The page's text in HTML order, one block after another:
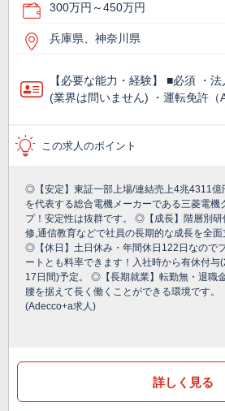
300万円～450万円
兵庫県、神奈川県
【必要な能力・経験】 ■必須 ・
(業界は問いません) ・運転免許
この求人のポイント
◎【安定】東証一部上場/連結売上4兆4311億
を代表する総合電機メーカーである三菱電機
プ！安定性は抜群です。 ◎【成長】階層別研
修,通信教育などで社員の長期的な成長を全面
◎【休日】土日休み・年間休日122日なので
ートとも料率できます！入社時から有休付与
17日間)予定。 ◎【長期就業】転勤無・退職
腰を据えて長く働くことができる環境です。
(Adecco+a求人)
詳しく見る